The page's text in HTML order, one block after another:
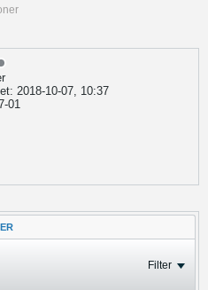
2018-10-07, 10:37
01
Filter